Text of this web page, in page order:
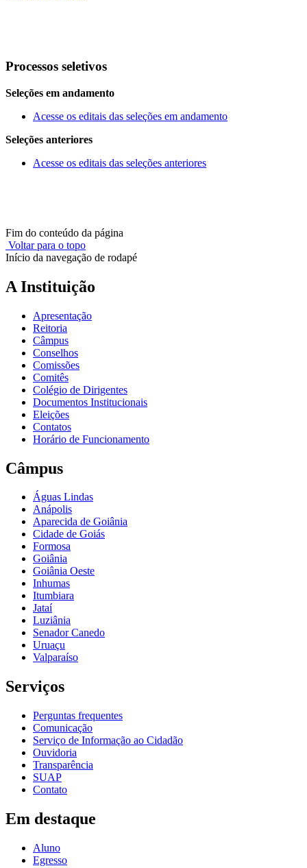
Processos seletivos
Seleções em andamento
Acesse os editais das seleções em andamento
Seleções anteriores
Acesse os editais das seleções anteriores
Fim do conteúdo da página
Voltar para o topo
Início da navegação de rodapé
A Instituição
Apresentação
Reitoria
Câmpus
Conselhos
Comissões
Comitês
Colégio de Dirigentes
Documentos Institucionais
Eleições
Contatos
Horário de Funcionamento
Câmpus
Águas Lindas
Anápolis
Aparecida de Goiânia
Cidade de Goiás
Formosa
Goiânia
Goiânia Oeste
Inhumas
Itumbiara
Jataí
Luziânia
Senador Canedo
Uruaçu
Valparaíso
Serviços
Perguntas frequentes
Comunicação
Serviço de Informação ao Cidadão
Ouvidoria
Transparência
SUAP
Contato
Em destaque
Aluno
Egresso